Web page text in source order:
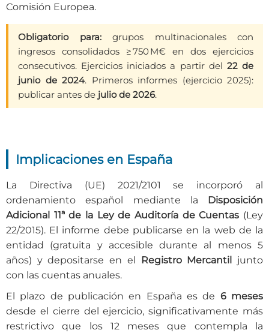
Comisión Europea.
Obligatorio para:grupos multinacionales con
ingresos consolidados ≥ 750 M€ en dos ejercicios
consecutivos. Ejercicios iniciados a partir del 22 de
junio de 2024. Primeros informes (ejercicio 2025):
publicar antes de julio de 2026.
Implicaciones en España
La Directiva (UE) 2021/2101 se incorporó al
ordenamiento español mediante la Disposición
Adicional 11ª de la Ley de Auditoría de Cuentas (Ley
22/2015). El informe debe publicarse en la web de la
entidad (gratuita y accesible durante al menos 5
años) y depositarse en el Registro Mercantil junto
con las cuentas anuales.
El plazo de publicación en España es de 6 meses
desde el cierre del ejercicio, significativamente más
restrictivo que los 12 meses que contempla la